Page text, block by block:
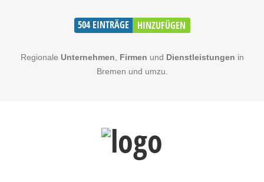
504 EINTRÄGE HINZUFÜGEN
Regionale Unternehmen Firmen und Dienstleistungen in
Bremen und umzu.